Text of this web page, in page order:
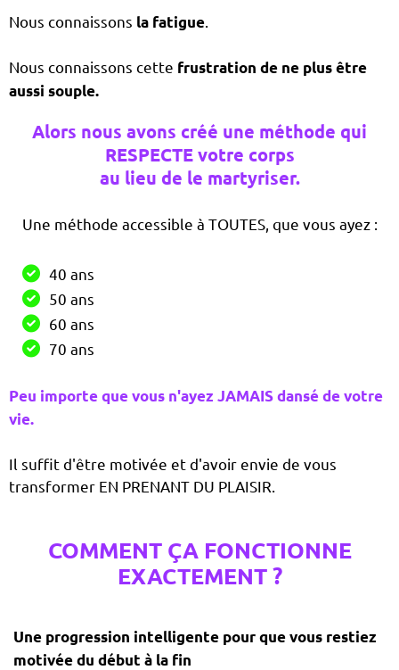
Nous connaissons la fatigue
Nous connaissons cette frustration de ne plus être
aussi souple.
Alors nous avons créé une méthode qui
RESPECTE votre corps
au lieu de le martyriser.
Une méthode accessible à TOUTES, que vous ayez :
40 ans
50 ans
60 ans
70 ans
Peu importe que vous n'ayez JAMAIS dansé de votre
vie.
Il suffit d'être motivée et d'avoir envie de vous
transformer EN PRENANT DU PLAISIR.
COMMENT ÇA FONCTIONNE
EXACTEMENT ?
Une progression intelligente pour que vous restiez
motivée du début à la fin